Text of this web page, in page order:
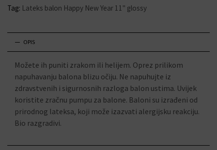
Tag: Lateks balon Happy New Year 11" glossy
OPIS
Možete ih puniti zrakom ili helijem. Oprez prilikom
napuhavanju balona blizu očiju. Ne napuhujte iz
zdravstvenih i sigurnosnih razloga balon ustima. Uvijek
koristite zračnu pumpu za balone. Baloni su izrađeni od
prirodnog lateksa, koji može izazvati alergijsku reakciju.
Bio razgradivi.